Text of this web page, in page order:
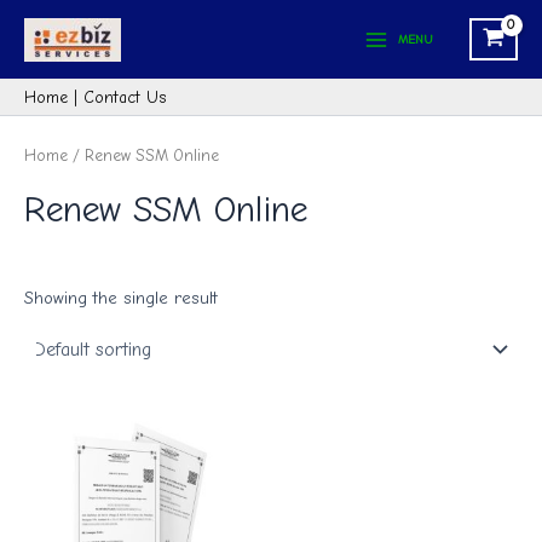
MENU
Home | Contact Us
Home / Renew SSM Online
Renew SSM Online
Showing the single result